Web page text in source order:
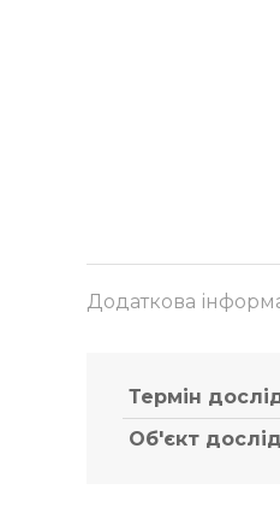
Додаткова
Термін
Об'єкт